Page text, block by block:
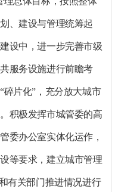
、建设与管理统筹起
设中，进一步完善市级
服务设施进行前瞻考
碎片化”，充分放大城市
积极发挥市城管委的高
委办公室实体化运作，
等要求，建立城市管理
有关部门推进情况进行